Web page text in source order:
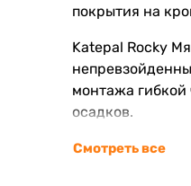
покрытия на
Katepal Rocky
монтажа
осадков.
Цена кровли
Смотреть все